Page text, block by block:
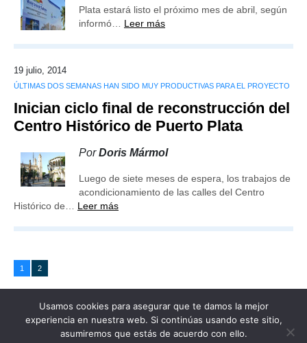
Plata estará listo el próximo mes de abril, según
informó… Leer más
19 julio, 2014
ÚLTIMAS DOS SEMANAS HAN SIDO MUY PRODUCTIVAS PARA EL PROYECTO
Inician ciclo final de reconstrucción del
Centro Histórico de Puerto Plata
PorDoris Mármol
Luego de siete meses de espera, los trabajos de
acondicionamiento de las calles del Centro
Histórico de… Leer más
1 2
Usamos cookies para asegurar que te damos la mejor
experiencia en nuestra web. Si continúas usando este sitio,
asumiremos que estás de acuerdo con ello.
Publicidad Redacción Contacto